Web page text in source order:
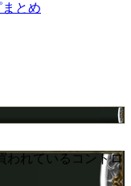
とめ
われているコントロ